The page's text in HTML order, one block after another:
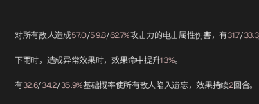
对所有敌人造成57.0/59.8/62.7%攻击力的电击属性伤害，有31.7/33.3
下雨时，造成异常效果时，效果命中提升13%。
有32.6/34.2/35.9%基础概率使所有敌人陷入遗忘，效果持续2回合。